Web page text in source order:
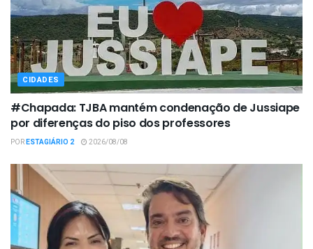
CIDADES
#Chapada: TJBA mantém condenação de Jussiape
por diferenças do piso dos professores
PORESTAGIÁRIO 2 2026/08/08